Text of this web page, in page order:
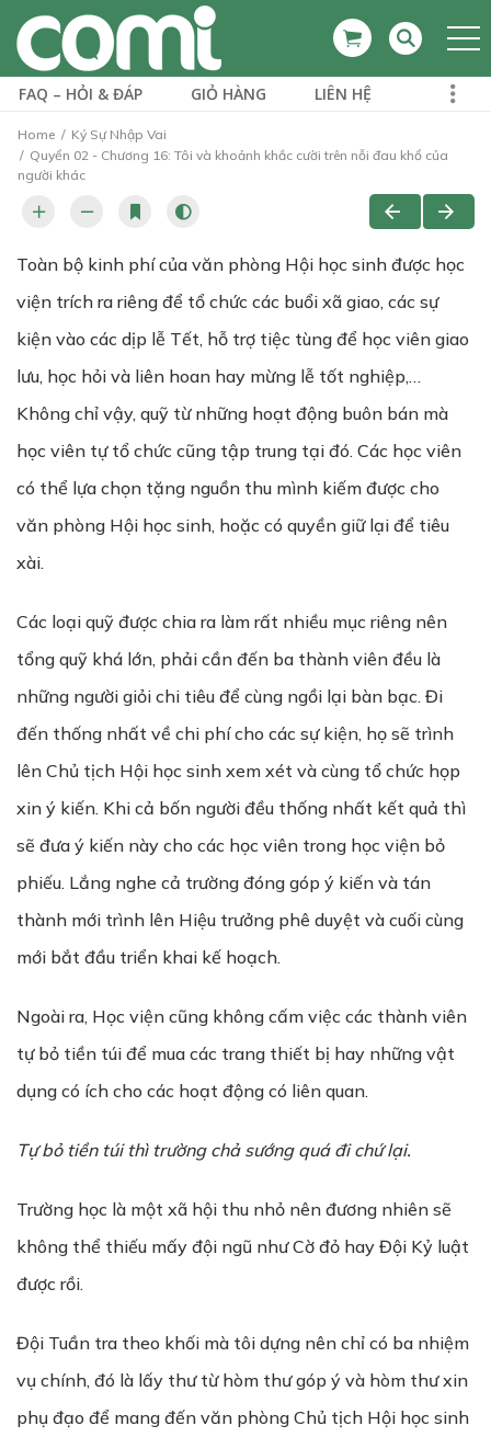
FAQ – HỎI & ĐÁP GIỎ HÀNG LIÊN HỆ
Home
Ký Sự Nhập Vai
Quyển 02 - Chương 16: Tôi và khoảnh khắc cười trên nỗi đau khổ của
người khác
Toàn bộ kinh phí của văn phòng Hội học sinh được học
viện trích ra riêng để tổ chức các buổi xã giao, các sự
kiện vào các dịp lễ Tết, hỗ trợ tiệc tùng để học viên giao
lưu, học hỏi và liên hoan hay mừng lễ tốt nghiệp,…
Không chỉ vậy, quỹ từ những hoạt động buôn bán mà
học viên tự tổ chức cũng tập trung tại đó. Các học viên
có thể lựa chọn tặng nguồn thu mình kiếm được cho
văn phòng Hội học sinh, hoặc có quyền giữ lại để tiêu
xài.
Các loại quỹ được chia ra làm rất nhiều mục riêng nên
tổng quỹ khá lớn, phải cần đến ba thành viên đều là
những người giỏi chi tiêu để cùng ngồi lại bàn bạc. Đi
đến thống nhất về chi phí cho các sự kiện, họ sẽ trình
lên Chủ tịch Hội học sinh xem xét và cùng tổ chức họp
xin ý kiến. Khi cả bốn người đều thống nhất kết quả thì
sẽ đưa ý kiến này cho các học viên trong học viện bỏ
phiếu. Lắng nghe cả trường đóng góp ý kiến và tán
thành mới trình lên Hiệu trưởng phê duyệt và cuối cùng
mới bắt đầu triển khai kế hoạch.
Ngoài ra, Học viện cũng không cấm việc các thành viên
tự bỏ tiền túi để mua các trang thiết bị hay những vật
dụng có ích cho các hoạt động có liên quan.
Tựbỏtiền túi thì trường chảsướng quá đi chứlại.
Trường học là một xã hội thu nhỏ nên đương nhiên sẽ
không thể thiếu mấy đội ngũ như Cờ đỏ hay Đội Kỷ luật
được rồi.
Đội Tuần tra theo khối mà tôi dựng nên chỉ có ba nhiệm
vụ chính, đó là lấy thư từ hòm thư góp ý và hòm thư xin
phụ đạo để mang đến văn phòng Chủ tịch Hội học sinh